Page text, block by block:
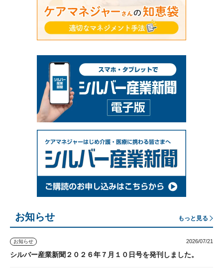
お知らせ もっと見る
お知らせ 2026/07/21
シルバー産業新聞２０２６年７月１０日号を発刊しました。